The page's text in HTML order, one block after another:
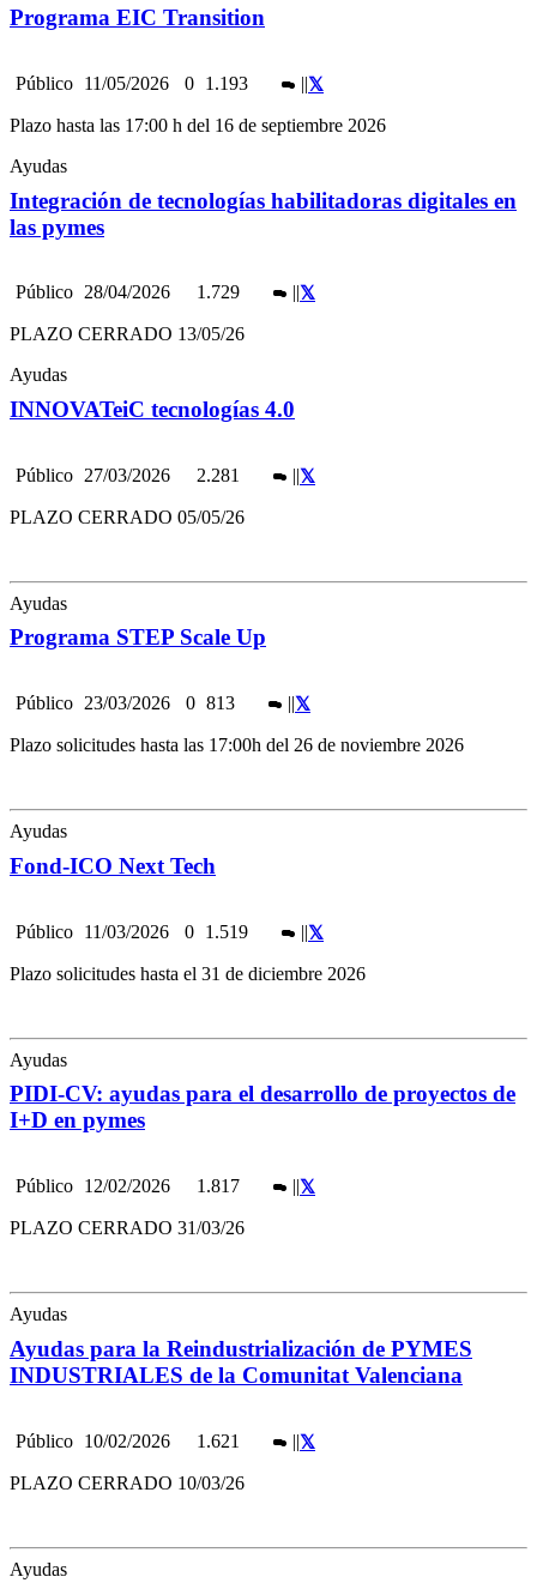
Programa EIC Transition
Público 11/05/2026 0 1.193 ||
Plazo hasta las 17:00 h del 16 de septiembre 2026
Ayudas
Integración de tecnologías habilitadoras digitales en
las pymes
Público 28/04/2026 1.729 ||
PLAZO CERRADO 13/05/26
Ayudas
INNOVATeiC tecnologías 4.0
Público 27/03/2026 2.281 ||
PLAZO CERRADO 05/05/26
Ayudas
Programa STEP Scale Up
Público 23/03/2026 0 813 ||
Plazo solicitudes hasta las 17:00h del 26 de noviembre 2026
Ayudas
Fond-ICO Next Tech
Público 11/03/2026 0 1.519 ||
Plazo solicitudes hasta el 31 de diciembre 2026
Ayudas
PIDI-CV: ayudas para el desarrollo de proyectos de
I+D en pymes
Público 12/02/2026 1.817 ||
PLAZO CERRADO 31/03/26
Ayudas
Ayudas para la Reindustrialización de PYMES
INDUSTRIALES de la Comunitat Valenciana
Público 10/02/2026 1.621 ||
PLAZO CERRADO 10/03/26
Ayudas